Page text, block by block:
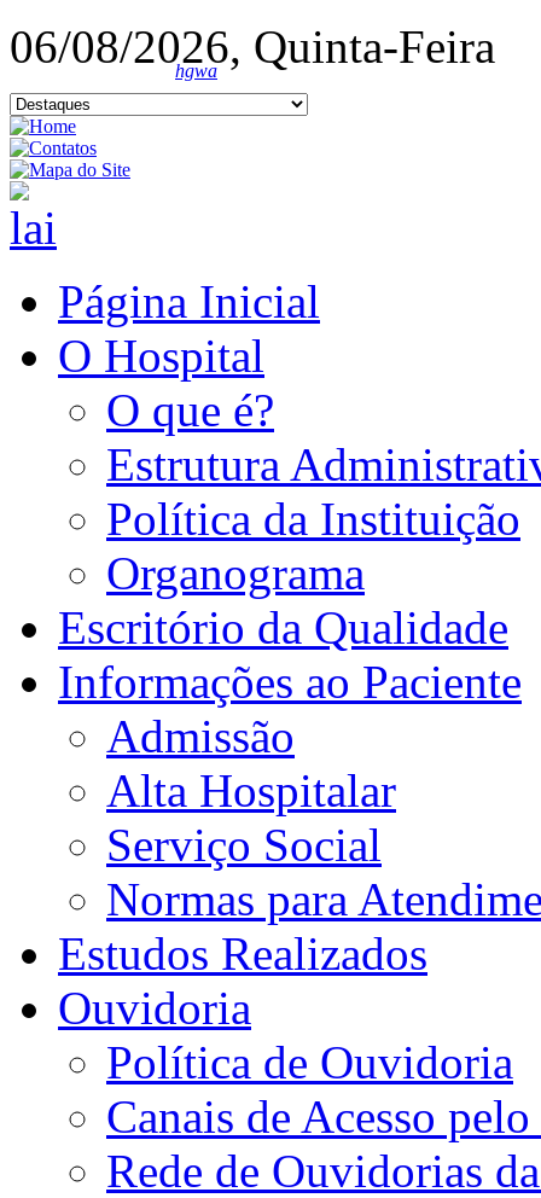
06/08/2026, Quinta-Feira
hgwa
Página Inicial
O Hospital
O que é?
Estrutura
Política da Instituição
Organograma
Escritório da Qualidade
Informações ao Paciente
Admissão
Alta Hospitalar
Serviço Social
Normas para
Estudos Realizados
Ouvidoria
Política de Ouvidoria
Canais de Acesso
Rede de Ouvidorias